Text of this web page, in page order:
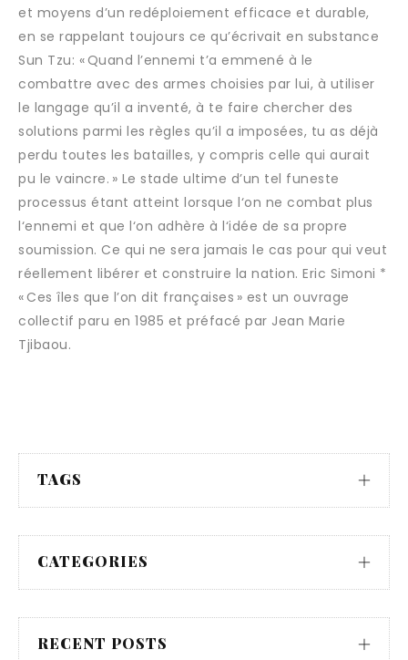
et moyens d’un redéploiement efficace et durable,
en se rappelant toujours ce qu’écrivait en substance
Sun Tzu: « Quand l’ennemi t’a emmené à le
combattre avec des armes choisies par lui, à utiliser
le langage qu’il a inventé, à te faire chercher des
solutions parmi les règles qu’il a imposées, tu as déjà
perdu toutes les batailles, y compris celle qui aurait
pu le vaincre. » Le stade ultime d’un tel funeste
processus étant atteint lorsque l‘on ne combat plus
l‘ennemi et que l‘on adhère à l‘idée de sa propre
soumission. Ce qui ne sera jamais le cas pour qui veut
réellement libérer et construire la nation. Eric Simoni *
« Ces îles que l’on dit françaises » est un ouvrage
collectif paru en 1985 et préfacé par Jean Marie
Tjibaou.
TAGS
CATEGORIES
RECENT POSTS